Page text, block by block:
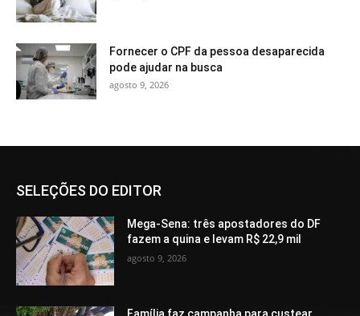
Fornecer o CPF da pessoa desaparecida
pode ajudar na busca
agosto 9, 2026
SELEÇÕES DO EDITOR
Mega-Sena: três apostadores do DF
fazem a quina e levam R$ 22,9 mil
agosto 9, 2026
Família faz campanha para custear